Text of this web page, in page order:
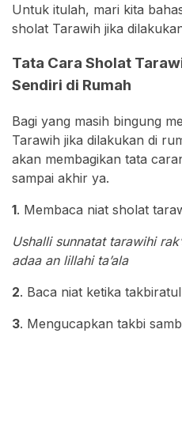
Untuk itulah, mari kita
sholat Tarawih jika
Tata Cara Sholat
Sendiri di Rumah
Bagi yang masih bingung
Tarawih jika dilakukan di
akan membagikan tata
sampai akhir ya.
1. Membaca niat sholat
Ushalli sunnatat tarawihi
adaa an lillahi ta’ala
2. Baca niat ketika
3. Mengucapkan takbi